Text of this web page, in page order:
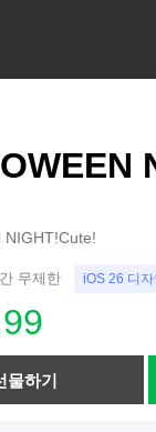
NIGHT!Cute!
무제한 iOS 26 디
물하기